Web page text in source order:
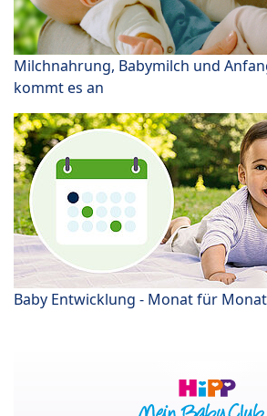
Milchnahrung, Babymilch und
kommt es an
Baby Entwicklung - Monat für Monat